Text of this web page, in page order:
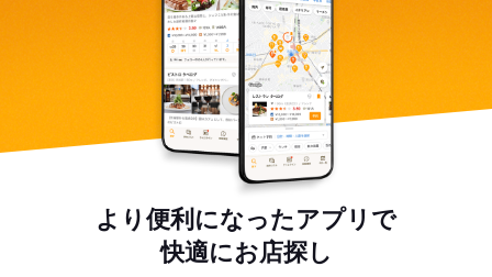
より便利になったアプリで
快適にお店探し